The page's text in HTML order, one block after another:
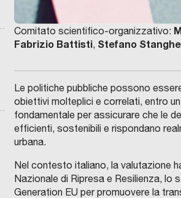
Comitato scientifico-organizzativo:
Fabrizio Battisti, Stefano
Le politiche pubbliche possono
obiettivi molteplici e correlati, entro
fondamentale per assicurare che le
efficienti, sostenibili e rispondano
urbana.
Nel contesto italiano, la valutazione
Nazionale di Ripresa e Resilienza, lo
Generation EU per promuovere la